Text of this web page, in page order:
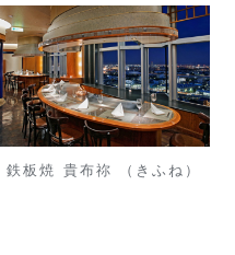
スカイバー トップ・オブ・